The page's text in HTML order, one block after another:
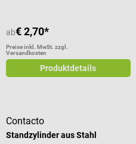
ab€ 2,70*
Preise inkl. MwSt. zzgl.
Versandkosten
Produktdetails
Contacto
Standzylinder aus Stahl